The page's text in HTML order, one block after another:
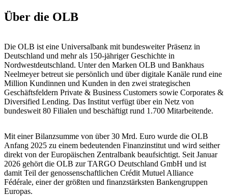
Über die OLB
Die OLB ist eine Universalbank mit bundesweiter Präsenz in
Deutschland und mehr als 150-jähriger Geschichte in
Nordwestdeutschland. Unter den Marken OLB und Bankhaus
Neelmeyer betreut sie persönlich und über digitale Kanäle rund eine
Million Kundinnen und Kunden in den zwei strategischen
Geschäftsfeldern Private & Business Customers sowie Corporates &
Diversified Lending. Das Institut verfügt über ein Netz von
bundesweit 80 Filialen und beschäftigt rund 1.700 Mitarbeitende.
Mit einer Bilanzsumme von über 30 Mrd. Euro wurde die OLB
Anfang 2025 zu einem bedeutenden Finanzinstitut und wird seither
direkt von der Europäischen Zentralbank beaufsichtigt. Seit Januar
2026 gehört die OLB zur TARGO Deutschland GmbH und ist
damit Teil der genossenschaftlichen Crédit Mutuel Alliance
Fédérale, einer der größten und finanzstärksten Bankengruppen
Europas.